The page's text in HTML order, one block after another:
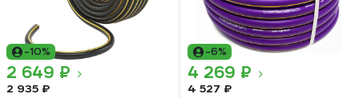
-10%
2 649 ₽
2 935 ₽
-6%
4 269 ₽
4 527 ₽